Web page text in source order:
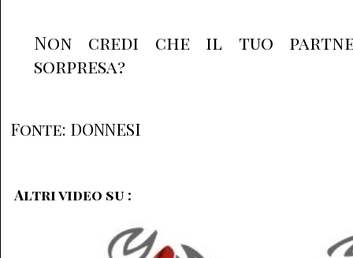
Non credi che il tuo
sorpresa?
Fonte: DONNESI
Altri video su :